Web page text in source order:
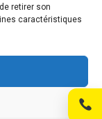
retirer son
caractéristiques